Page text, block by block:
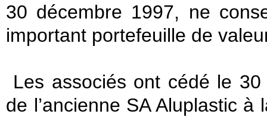
30 décembre 1997, ne
important portefeuille de
Les associés ont cédé le
de l’ancienne SA Aluplastic